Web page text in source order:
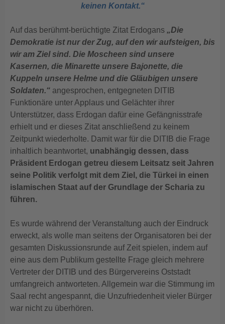
keinen Kontakt.“
Auf das berühmt-berüchtigte Zitat Erdogans „Die
Demokratie ist nur der Zug, auf den wir aufsteigen, bis
wir am Ziel sind. Die Moscheen sind unsere
Kasernen, die Minarette unsere Bajonette, die
Kuppeln unsere Helme und die Gläubigen unsere
Soldaten.“ angesprochen, entgegneten DITIB
Funktionäre unter Applaus und Gelächter ihrer
Unterstützer, dass Erdogan dafür eine Gefängnisstrafe
erhielt und er dieses Zitat anschließend zu keinem
Zeitpunkt wiederholte. Damit war für die DITIB die Frage
inhaltlich beantwortet, unabhängig dessen, dass
Präsident Erdogan getreu diesem Leitsatz seit Jahren
seine Politik verfolgt mit dem Ziel, die Türkei in einen
islamischen Staat auf der Grundlage der Scharia zu
führen.
Es wurde während der Veranstaltung auch der Eindruck
erweckt, als wolle man seitens der Organisatoren bei der
gesamten Diskussionsrunde auf Zeit spielen, indem auf
eine aus dem Publikum gestellte Frage gleich mehrere
Vertreter der DITIB und des Bürgervereins Oststadt
umfangreich antworteten. Allgemein war die Stimmung im
Saal recht angespannt, die Unzufriedenheit vieler Bürger
war nicht zu überhören.